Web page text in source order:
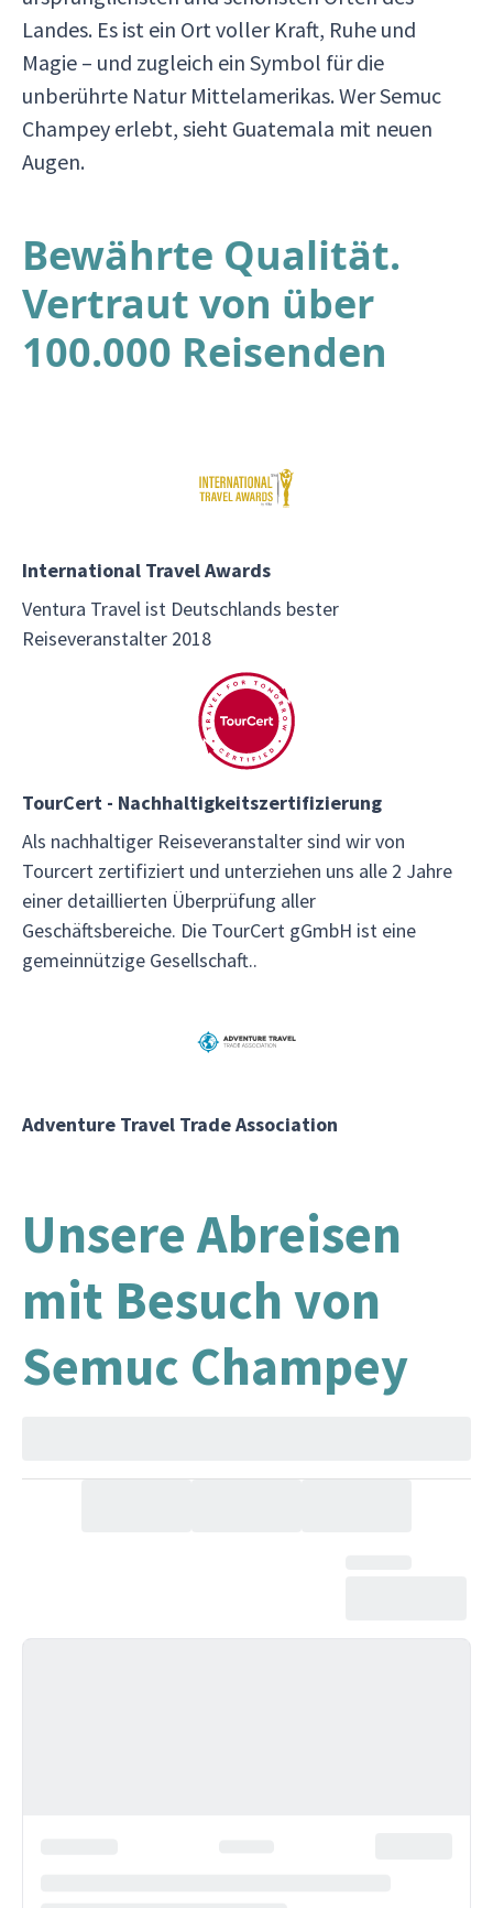
Landes. Es ist ein Ort voller Kraft, Ruhe und
Magie – und zugleich ein Symbol für die
unberührte Natur Mittelamerikas. Wer Semuc
Champey erlebt, sieht Guatemala mit neuen
Augen.
Bewährte Qualität.
Vertraut von über
100.000 Reisenden
International Travel Awards
Ventura Travel ist Deutschlands bester
Reiseveranstalter 2018
TourCert - Nachhaltigkeitszertifizierung
Als nachhaltiger Reiseveranstalter sind wir von
Tourcert zertifiziert und unterziehen uns alle 2 Jahre
einer detaillierten Überprüfung aller
Geschäftsbereiche. Die TourCert gGmbH ist eine
gemeinnützige Gesellschaft..
Adventure Travel Trade Association
Unsere Abreisen
mit Besuch von
Semuc Champey